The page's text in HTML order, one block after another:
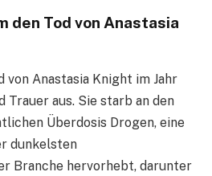
den Tod von Anastasia
von Anastasia Knight im Jahr
Trauer aus. Sie starb an den
Überdosis Drogen, eine
dunkelsten
Branche hervorhebt, darunter